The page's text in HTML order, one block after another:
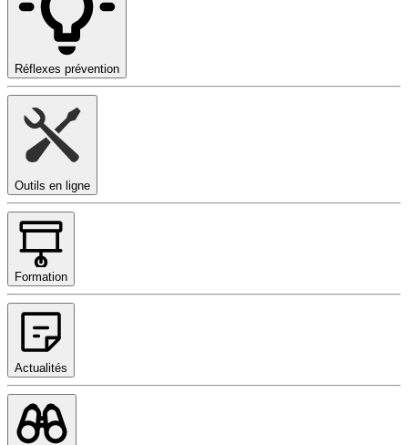
Réflexes prévention
Outils en ligne
Formation
Actualités